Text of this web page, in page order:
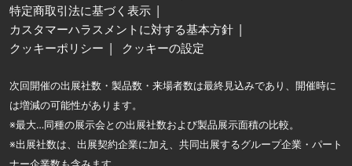
特定商取引法に基づく表示
カスタマーハラスメントに対する基本方針
クッキーポリシー
クッキーの設定
次回開催の出展社数・製品数・来場者数は最終見込みであり、開催時に
は増減の可能性があります。
※最大…同種の展示会との出展社数および製品展示面積の比較。
※出展社数は、出展契約企業に加え、共同出展するグループ企業・パート